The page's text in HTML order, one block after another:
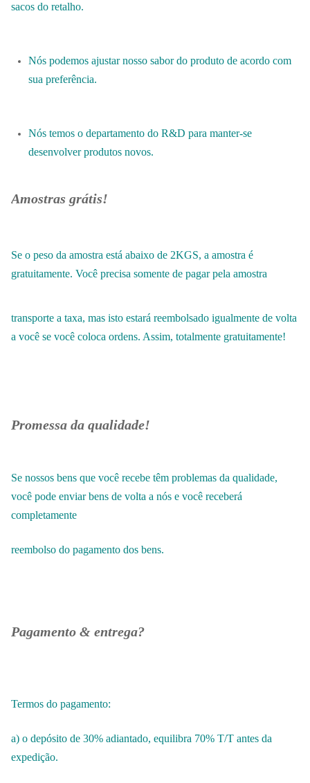
sacos do retalho.
Nós podemos ajustar nosso sabor do produto de acordo com
sua preferência.
Nós temos o departamento do R&D para manter-se
desenvolver produtos novos.
Amostras grátis!
Se o peso da amostra está abaixo de 2KGS, a amostra é
gratuitamente. Você precisa somente de pagar pela amostra
transporte a taxa, mas isto estará reembolsado igualmente de volta
a você se você coloca ordens. Assim, totalmente gratuitamente!
Promessa da qualidade!
Se nossos bens que você recebe têm problemas da qualidade,
você pode enviar bens de volta a nós e você receberá
completamente
reembolso do pagamento dos bens.
Pagamento & entrega?
Termos do pagamento:
a) o depósito de 30% adiantado, equilibra 70% T/T antes da
expedição.